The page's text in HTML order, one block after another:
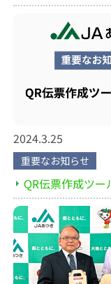
2024.3.25
重要なお知らせ
QR伝票作成ツー